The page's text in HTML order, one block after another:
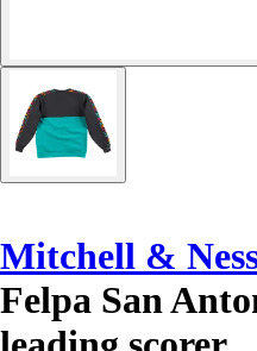
Mitchell &
Felpa San